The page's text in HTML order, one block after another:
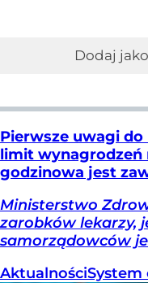
Dodaj jako
Pierwsze uwagi
limit wynagrodzeń
godzinowa jest
Ministerstwo
zarobków lekarzy,
samorządowców
AktualnościSystem